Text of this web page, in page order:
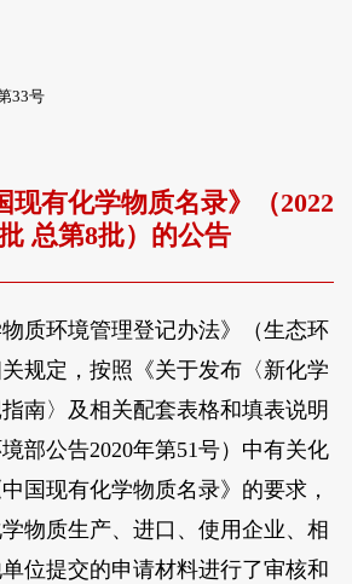
33号
现有化学物质名录》（2022
总第8批）的公告
环境管理登记办法》（生态环
规定，按照《关于发布〈新化学
南〉及相关配套表格和填表说明
部公告2020年第51号）中有关化
国现有化学物质名录》的要求，
物质生产、进口、使用企业、相
位提交的申请材料进行了审核和